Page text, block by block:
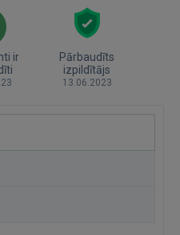
ir
Pārbaudīts
izpildītājs
13.06.2023